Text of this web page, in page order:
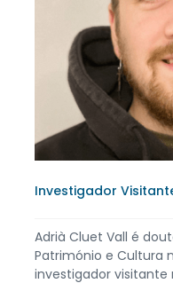
Investigador
Adrià Cluet Vall é
Património e Cultura
investigador visitante